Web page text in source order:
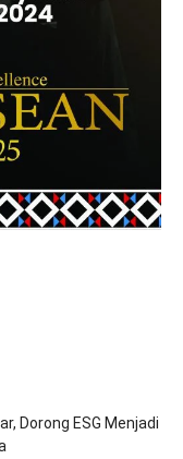
Dorong ESG Menjadi